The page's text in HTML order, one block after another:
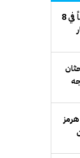
"الداخلية": ضبط 12 متهماً في 8